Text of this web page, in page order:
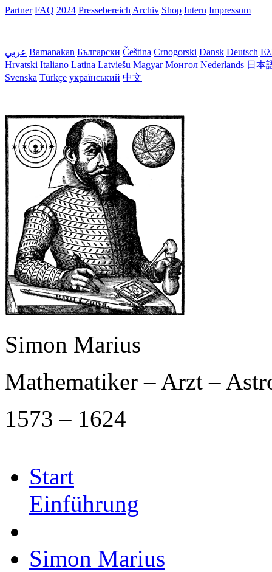
Partner FAQ 2024 Pressebereich Archiv Shop Intern Impressum
عربي Bamanakan Български Čeština Crnogorski Dansk Deutsch
Hrvatski Italiano Latina Latviešu Magyar Монгол Nederlands 日本
Svenska Türkçe український 中文
Simon Marius
Mathematiker – Arzt –
1573 – 1624
Start
Einführung
Simon Marius